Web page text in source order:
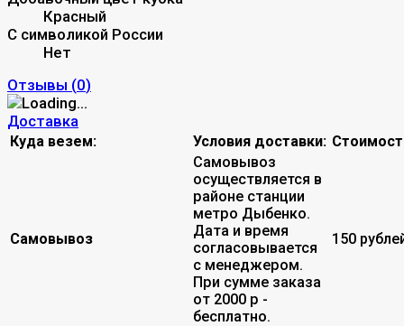
Красный
С символикой России
Нет
Отзывы (0)
Доставка
Куда везем: Условия доставки:
Самовывоз
Самовывоз
осуществляется в
районе станции
метро Дыбенко.
Дата и время
согласовывается
с менеджером.
При сумме заказа
от 2000 р -
бесплатно.
150